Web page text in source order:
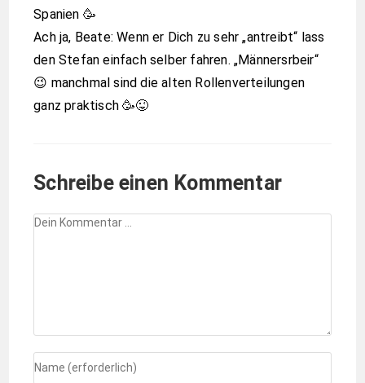
Spanien 🥳
Ach ja, Beate: Wenn er Dich zu sehr „antreibt“ lass
den Stefan einfach selber fahren. „Männersrbeir“
😉 manchmal sind die alten Rollenverteilungen
ganz praktisch 🥳😜
Schreibe einen Kommentar